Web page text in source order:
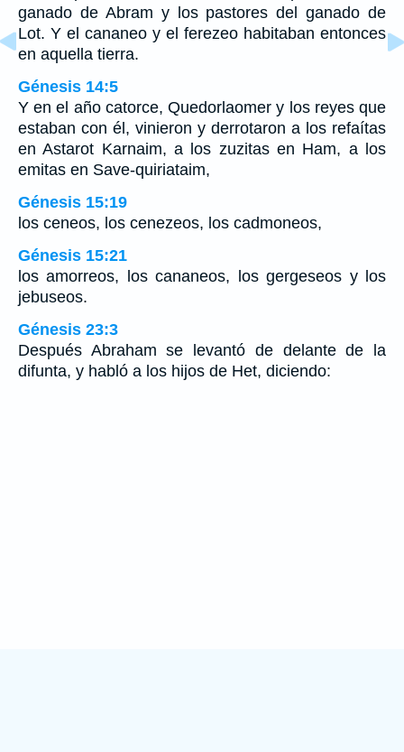
ganado de Abram y los pastores del ganado de
Lot. Y el cananeo y el ferezeo habitaban entonces
en aquella tierra.
Génesis 14:5
Y en el año catorce, Quedorlaomer y los reyes que
estaban con él, vinieron y derrotaron a los refaítas
en Astarot Karnaim, a los zuzitas en Ham, a los
emitas en Save-quiriataim,
Génesis 15:19
los ceneos, los cenezeos, los cadmoneos,
Génesis 15:21
los amorreos, los cananeos, los gergeseos y los
jebuseos.
Génesis 23:3
Después Abraham se levantó de delante de la
difunta, y habló a los hijos de Het, diciendo: